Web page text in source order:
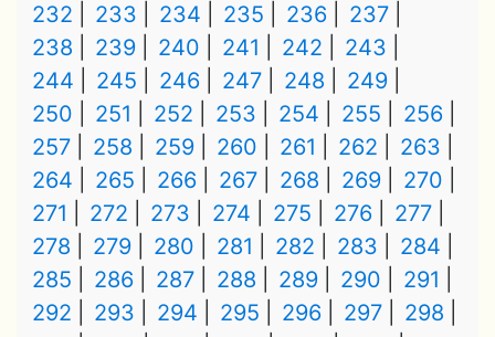
232
233 234 235 236
237
238
239 240 241 242
243
244
245 246 247 248
249
250
251 252 253 254 255
256
257
258 259 260 261 262
263
264
265 266 267 268 269
270
271
272 273 274 275 276
277
278
279 280 281 282 283
284
285
286 287 288 289 290
291
292
293 294 295 296 297
298